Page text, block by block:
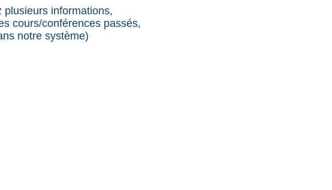
plusieurs informations,
cours/conférences passés,
notre système)